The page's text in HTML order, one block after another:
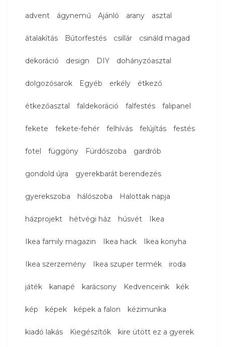
advent ágynemű Ajánló arany asztal
átalakítás Bútorfestés csillár csináld magad
dekoráció design DIY dohányzóasztal
dolgozósarok Egyéb erkély étkező
étkezőasztal faldekoráció falfestés falipanel
fekete fekete-fehér felhívás felújítás festés
fotel függöny Fürdőszoba gardrób
gondold újra gyerekbarát berendezés
gyerekszoba hálószoba Halottak napja
házprojekt hétvégi ház húsvét Ikea
Ikea family magazin Ikea hack Ikea konyha
Ikea szerzemény Ikea szuper termék iroda
játék kanapé karácsony Kedvenceink kék
kép képek képek a falon kézimunka
kiadó lakás Kiegészítők kire ütött ez a gyerek